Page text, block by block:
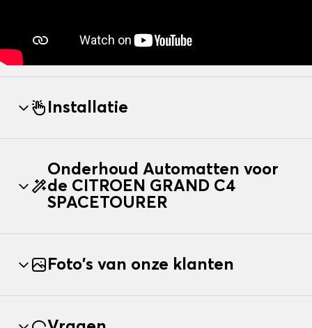
Installatie
Onderhoud Automatten voor
de CITROEN GRAND C4
SPACETOURER
Foto's van onze klanten